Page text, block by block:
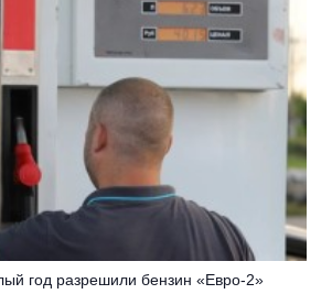
год разрешили бензин «Евро-2»